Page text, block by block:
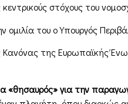
στόχους του
ομιλία του ο Υπουργός
της Ευρωπαϊκής
«θησαυρός» για την